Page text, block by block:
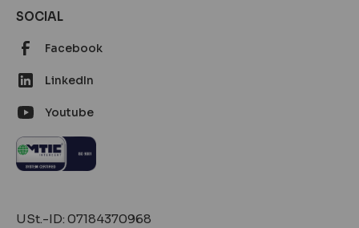
SOCIAL
Facebook
LinkedIn
Youtube
‍‍USt.-ID: 07184370968